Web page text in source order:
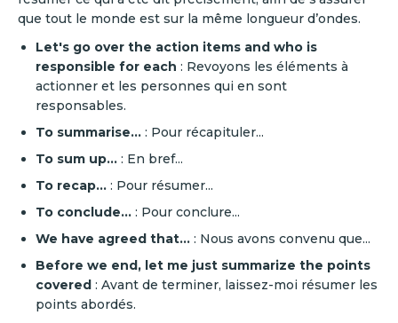
que tout le monde est sur la même longueur d’ondes.
Let's go over the action items and who is
responsible for each : Revoyons les éléments à
actionner et les personnes qui en sont
responsables.
To summarise… : Pour récapituler...‍
To sum up… : En bref...
To recap… : Pour résumer...‍
To conclude… : Pour conclure...‍
We have agreed that… : Nous avons convenu que...‍
Before we end, let me just summarize the points
covered : Avant de terminer, laissez-moi résumer les
points abordés. ‍